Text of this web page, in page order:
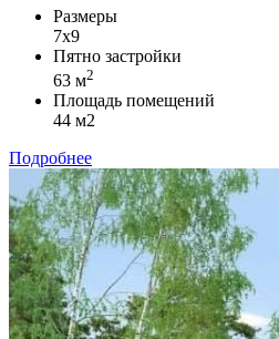
Размеры
7х9
Пятно застройки
63 м2
Площадь помещений
44 м2
Подробнее